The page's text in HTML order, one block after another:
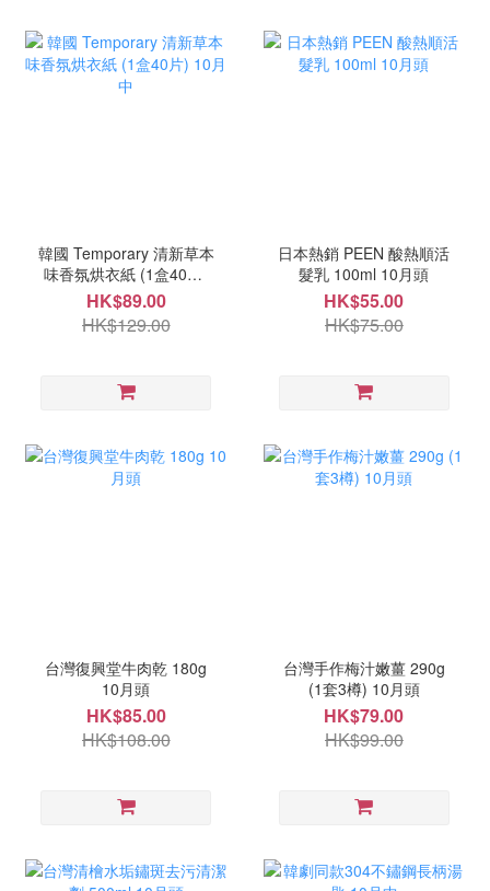
韓國 Temporary 清新草本
味香氛烘衣紙 (1盒40片)
10月中
HK$89.00
HK$129.00
日本熱銷 PEEN 酸熱順活
髮乳 100ml 10月頭
HK$55.00
HK$75.00
台灣復興堂牛肉乾 180g
10月頭
HK$85.00
HK$108.00
台灣手作梅汁嫩薑 290g
(1套3樽) 10月頭
HK$79.00
HK$99.00